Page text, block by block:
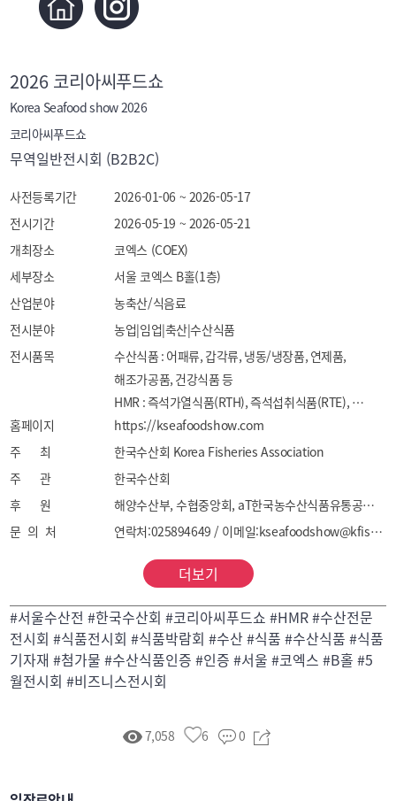
2026 코리아씨푸드쇼
Korea Seafood show 2026
코리아씨푸드쇼
무역일반전시회 (B2B2C)
사전등록기간
2026-01-06 ~ 2026-05-17
전시기간
2026-05-19 ~ 2026-05-21
개최장소
코엑스 (COEX)
세부장소
서울 코엑스 B홀(1층)
산업분야
농축산/식음료
전시분야
농업|임업|축산|수산식품
전시품목
수산식품 : 어패류, 갑각류, 냉동/냉장품, 연제품,
해조가공품, 건강식품 등
HMR : 즉석가열식품(RTH), 즉석섭취식품(RTE),
신선편의식품/밀키트(RTP) 등
수산기자재 : 어구/어망, 어선기자재, 양식기자재,
포장기자재, HACCP 시설장치 등
홈페이지
https://kseafoodshow.com
주 최
한국수산회 Korea Fisheries Association
주 관
한국수산회
후 원
해양수산부, 수협중앙회, aT한국농수산식품유통공사, 한국수산무역협회
문 의 처
연락처:025894649 / 이메일:kseafoodshow@kfish.kr
더보기
#서울수산전 #한국수산회 #코리아씨푸드쇼 #HMR #수산전문
전시회 #식품전시회 #식품박람회 #수산 #식품 #수산식품 #식품
기자재 #첨가물 #수산식품인증 #인증 #서울 #코엑스 #B홀 #5
월전시회 #비즈니스전시회
7,058 6 0